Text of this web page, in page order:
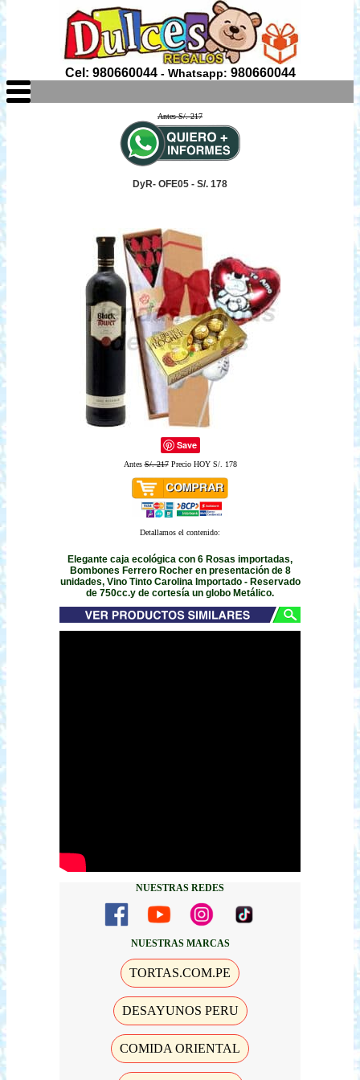
Cel: 980660044- Whatsapp: 980660044
Antes S/. 217
DyR- OFE05 - S/. 178
Save
AntesS/. 217Precio HOY S/. 178
Detallamos el contenido:
Elegante caja ecológica con 6 Rosas importadas,
Bombones Ferrero Rocher en presentación de 8
unidades, Vino Tinto Carolina Importado - Reservado
de 750cc.y de cortesía un globo Metálico.
NUESTRAS REDES
NUESTRAS MARCAS
TORTAS.COM.PE
DESAYUNOS PERU
COMIDA ORIENTAL